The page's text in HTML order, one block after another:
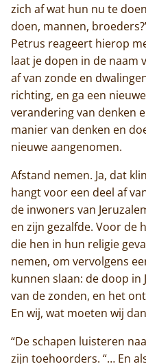
zich af wat hun nu te
doen, mannen,
Petrus reageert hierop
laat je dopen in de naam
af van zonde en
richting, en ga een
verandering van denken
manier van denken en
nieuwe aangenomen.
Afstand nemen. Ja, dat
hangt voor een deel af
de inwoners van
en zijn gezalfde. Voor de
die hen in hun religie
nemen, om vervolgens
kunnen slaan: de doop in
van de zonden, en het
En wij, wat moeten wij
“De schapen luisteren
zijn toehoorders. “… En